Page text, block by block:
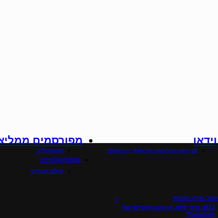
מידע תזונתי
B12: כדור פלא, או עקב האכילס של
הטבעונות?
וידאו
פרויקט ההרצאה של גארי יורופסקי
כתבות טלוויזיה
מפורסמים
אקטואליה
עולם הבידור